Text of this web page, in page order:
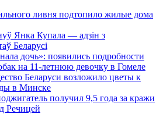
ливня подтопило жилые дома
Янка Купала — адзін з
Беларусі
дочь»: появились подробности
на 11-летнюю девочку в Гомеле
Беларуси возложило цветы к
в Минске
получил 9,5 года за кражи
Речицей